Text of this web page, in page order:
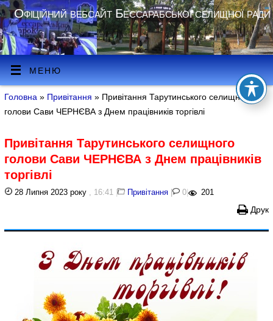
Офіційний вебсайт Бессарабської селищної ради
МЕНЮ
Головна » Привітання » Привітання Тарутинського селищного
голови Сави ЧЕРНЄВА з Днем працівників торгівлі
Привітання Тарутинського селищного
голови Сави ЧЕРНЄВА з Днем працівників
торгівлі
28 Липня 2023 року , 16:41 | Привітання | 0 | 201
Друк